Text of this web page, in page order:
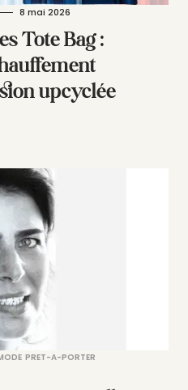
8 mai 2026
Tote Bag :
upcyclée
PRET-A-PORTER